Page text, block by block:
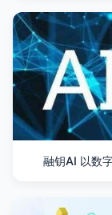
融钥AI 以数